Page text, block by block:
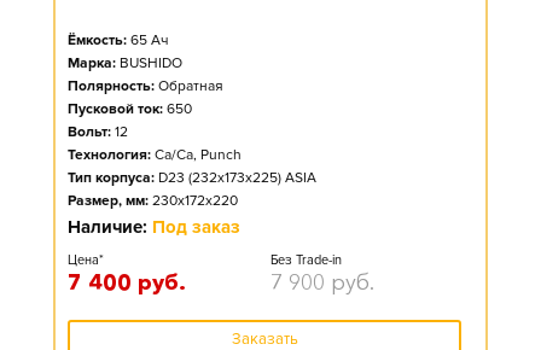
Ёмкость: 65 Ач
Марка: BUSHIDO
Полярность: Обратная
Пусковой ток: 650
Вольт: 12
Технология: Ca/Ca, Punch
Тип корпуса: D23 (232x173x225) ASIA
Размер, мм: 230x172x220
Наличие: Под заказ
Цена*
7 400 руб.
Без Trade-in
7 900 руб.
Заказать